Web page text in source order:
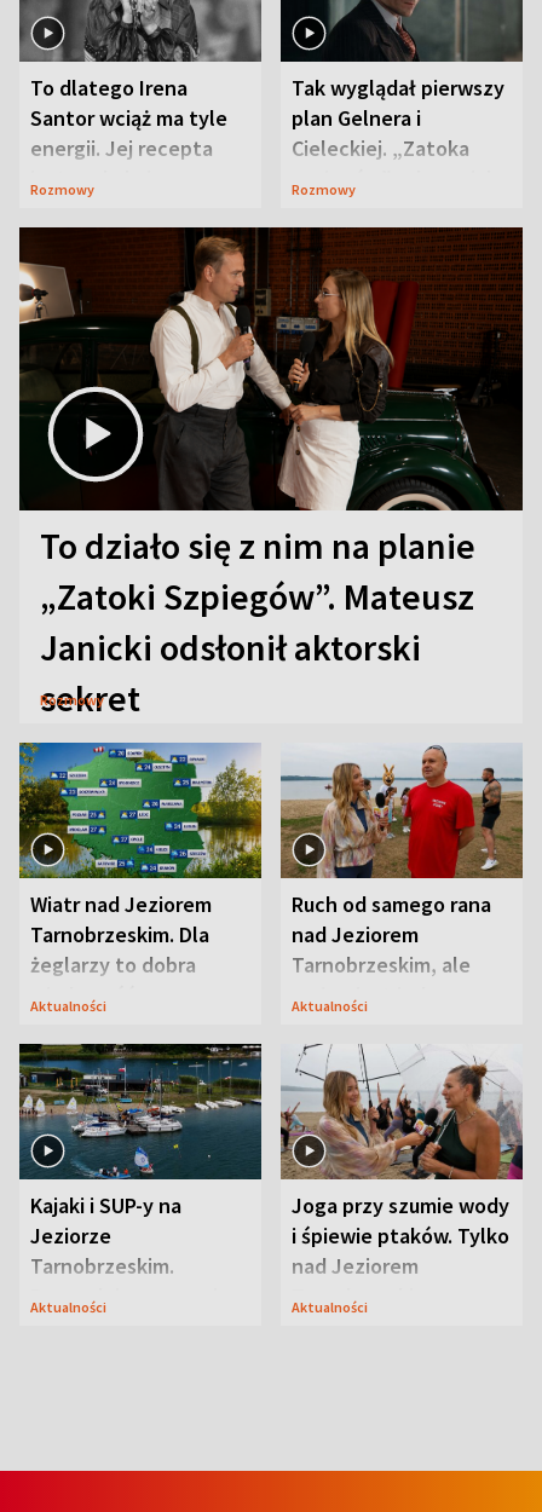
To dlatego Irena
Santor wciąż ma tyle
energii. Jej recepta
jest zaskakująco
Rozmowy
Tak wyglądał pierwszy
plan Gelnera i
Cieleckiej. „Zatoka
szpiegów” od razu ich
Rozmowy
To działo się z nim na planie
„Zatoki Szpiegów”. Mateusz
Janicki odsłonił aktorski
sekret
Rozmowy
Wiatr nad Jeziorem
Tarnobrzeskim. Dla
żeglarzy to dobra
wiadomość
Aktualności
Ruch od samego rana
nad Jeziorem
Tarnobrzeskim, ale
ważna jest jedna
Aktualności
Kajaki i SUP-y na
Jeziorze
Tarnobrzeskim.
Przyrodnicy zwracają
Aktualności
Joga przy szumie wody
i śpiewie ptaków. Tylko
nad Jeziorem
Tarnobrzeskim
Aktualności